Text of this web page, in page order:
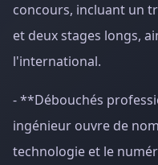
concours, incluant un
et deux stages longs,
l'international.
- **Débouchés
ingénieur ouvre de
technologie et le